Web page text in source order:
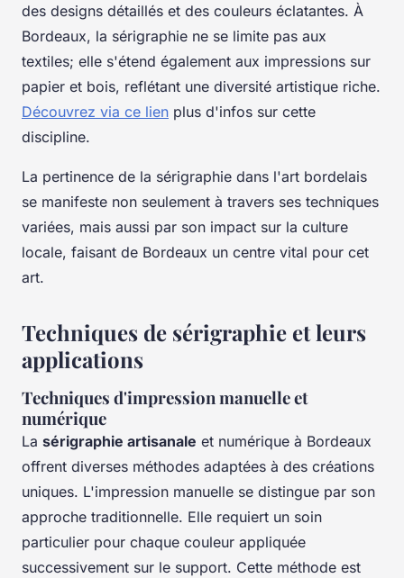
des designs détaillés et des couleurs éclatantes. À
Bordeaux, la sérigraphie ne se limite pas aux
textiles; elle s'étend également aux impressions sur
papier et bois, reflétant une diversité artistique riche.
Découvrez via ce lien plus d'infos sur cette
discipline.
La pertinence de la sérigraphie dans l'art bordelais
se manifeste non seulement à travers ses techniques
variées, mais aussi par son impact sur la culture
locale, faisant de Bordeaux un centre vital pour cet
art.
Techniques de sérigraphie et leurs
applications
Techniques d'impression manuelle et
numérique
La sérigraphie artisanale et numérique à Bordeaux
offrent diverses méthodes adaptées à des créations
uniques. L'impression manuelle se distingue par son
approche traditionnelle. Elle requiert un soin
particulier pour chaque couleur appliquée
successivement sur le support. Cette méthode est